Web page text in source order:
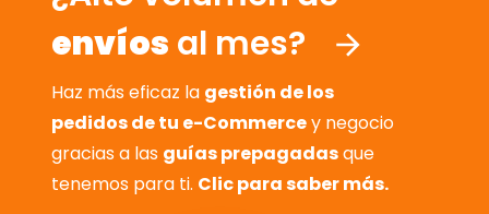
envíos al mes?
Haz más eficaz la gestión de los
pedidos de tu e-Commercey negocio
gracias a las guías prepagadasque
tenemos para ti. Clic para saber más.